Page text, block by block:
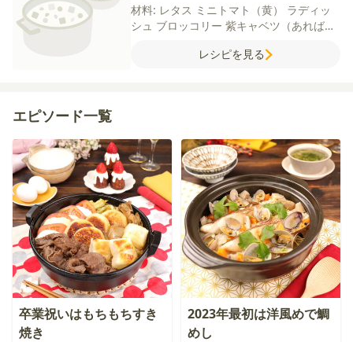
材料: レタス ミニトマト（黄） ラディッ
シュ ブロッコリー 紫キャベツ（あれば）
オリーブオイルレモン汁
レシピを見る
エピソード一覧
卒業祝いはもちもちすき
焼き
2023年最初は洋風めで鯛
めし